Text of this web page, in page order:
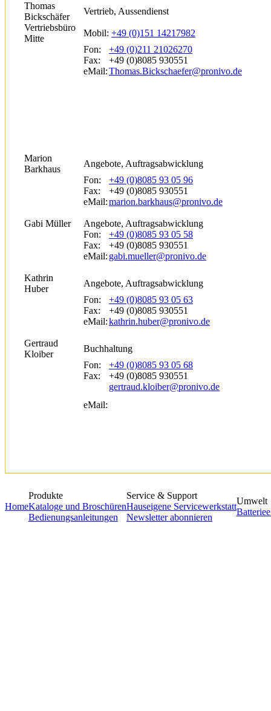
Thomas
Bickschäfer
Vertrieb, Aussendienst
Vertriebsbüro
Mitte
Mobil: +49 (0)151 14217982
Fon:
+49 (0)211 21026270
Fax:
+49 (0)8085 930551
eMail:Thomas.Bickschaefer@pronivo.de
Marion
Barkhaus
Angebote, Auftragsabwicklung
Fon:
+49 (0)8085 93 05 96
Fax:
+49 (0)8085 930551
eMail:marion.barkhaus@pronivo.de
Gabi Müller
Angebote, Auftragsabwicklung
Fon:
+49 (0)8085 93 05 58
Fax:
+49 (0)8085 930551
eMail: gabi.mueller@pronivo.de
Kathrin
Huber
Angebote, Auftragsabwicklung
Fon:
+49 (0)8085 93 05 63
Fax:
+49 (0)8085 930551
eMail:kathrin.huber@pronivo.de
Gertraud
Kloiber
Buchhaltung
Fon:
+49 (0)8085 93 05 68
Fax:
+49 (0)8085 930551
eMail:
gertraud.kloiber@pronivo.de
Home
Produkte
Kataloge und Broschüren
Bedienungsanleitungen
Service & Support
Hauseigene Servicewerkstatt
Newsletter abonnieren
Umwelt